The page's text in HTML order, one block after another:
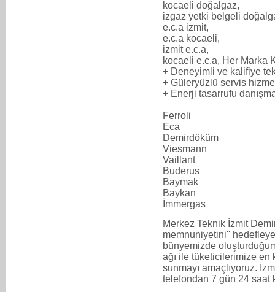
kocaeli doğalgaz,
izgaz yetki belgeli
e.c.a izmit,
e.c.a kocaeli,
izmit e.c.a,
kocaeli e.c.a, Her Marka
+ Deneyimli ve kalifiye
+ Güleryüzlü servis
+ Enerji tasarrufu
Ferroli
Eca
Demirdöküm
Viesmann
Vaillant
Buderus
Baymak
Baykan
İmmergas
Merkez Teknik İzmit
memnuniyetini''
bünyemizde
ağı ile tüketicilerimize en
sunmayı amaçlıyoruz.
telefondan 7 gün 24 saat